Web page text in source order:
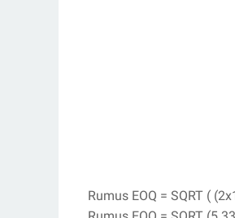
Rumus EOQ = SQRT (